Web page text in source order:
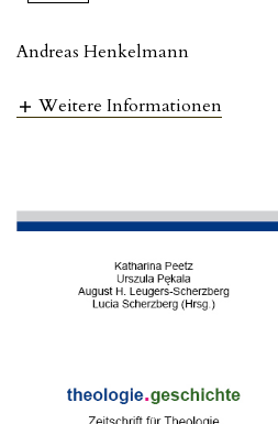
Andreas Henkelmann
Weitere Informationen